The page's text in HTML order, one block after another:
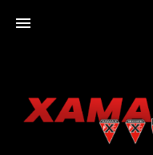
XAMAXFORUM